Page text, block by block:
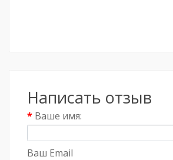
Написать отзыв
Ваше имя:
Ваш Email